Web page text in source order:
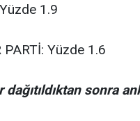
1.9
Yüzde 1.6
dağıtıldıktan sonra